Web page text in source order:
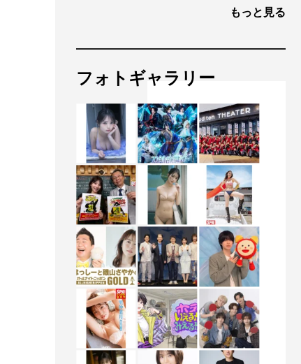
もっと見る
フォトギャラリー